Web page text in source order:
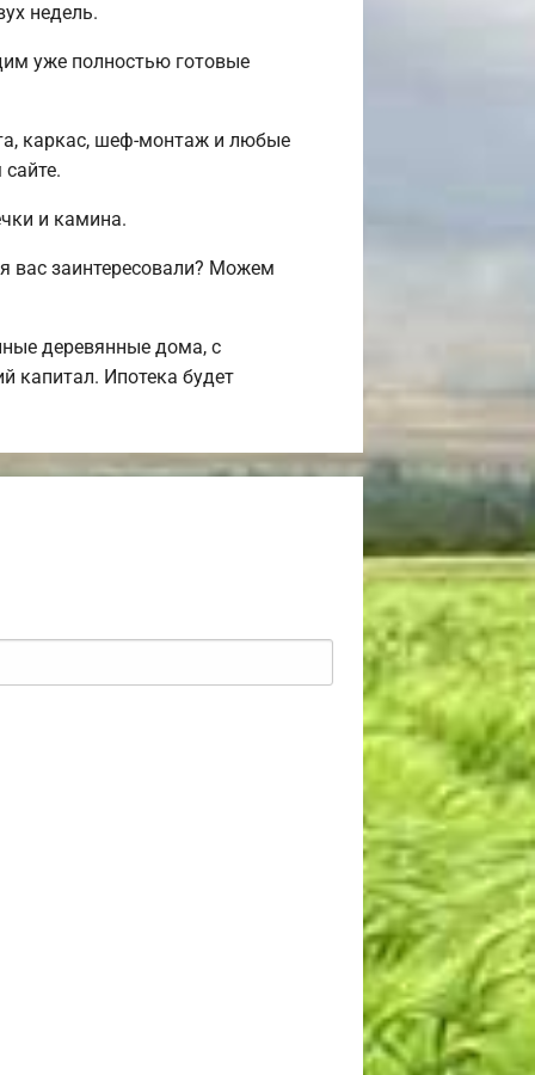
недель.
уже полностью готовые
каркас, шеф-монтаж и любые
и камина.
вас заинтересовали? Можем
деревянные дома, с
капитал. Ипотека будет